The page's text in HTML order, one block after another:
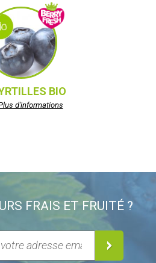
BIO
d'informations
FRAIS ET FRUITÉ ?